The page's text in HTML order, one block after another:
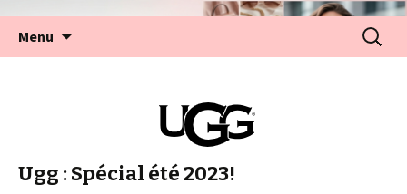
Menu
Ugg : Spécial été 2023!